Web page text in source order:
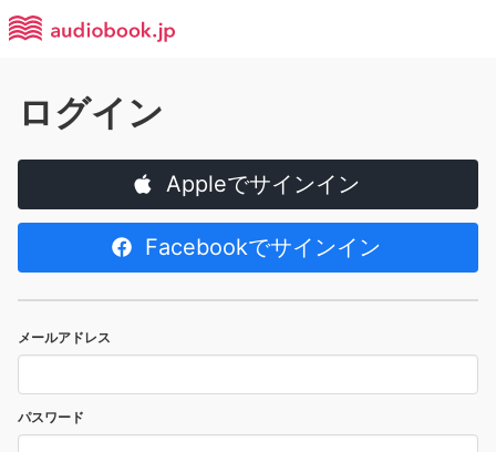
ログイン
Appleでサインイン
Facebookでサインイン
メールアドレス
パスワード